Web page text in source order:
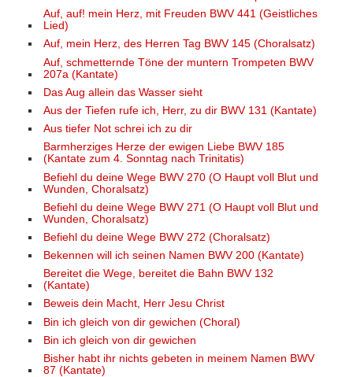
Auf, auf! mein Herz, mit Freuden BWV 441 (Geistliches
Lied)
Auf, mein Herz, des Herren Tag BWV 145 (Choralsatz)
Auf, schmetternde Töne der muntern Trompeten BWV
207a (Kantate)
Das Aug allein das Wasser sieht
Aus der Tiefen rufe ich, Herr, zu dir BWV 131 (Kantate)
Aus tiefer Not schrei ich zu dir
Barmherziges Herze der ewigen Liebe BWV 185
(Kantate zum 4. Sonntag nach Trinitatis)
Befiehl du deine Wege BWV 270 (O Haupt voll Blut und
Wunden, Choralsatz)
Befiehl du deine Wege BWV 271 (O Haupt voll Blut und
Wunden, Choralsatz)
Befiehl du deine Wege BWV 272 (Choralsatz)
Bekennen will ich seinen Namen BWV 200 (Kantate)
Bereitet die Wege, bereitet die Bahn BWV 132
(Kantate)
Beweis dein Macht, Herr Jesu Christ
Bin ich gleich von dir gewichen (Choral)
Bin ich gleich von dir gewichen
Bisher habt ihr nichts gebeten in meinem Namen BWV
87 (Kantate)